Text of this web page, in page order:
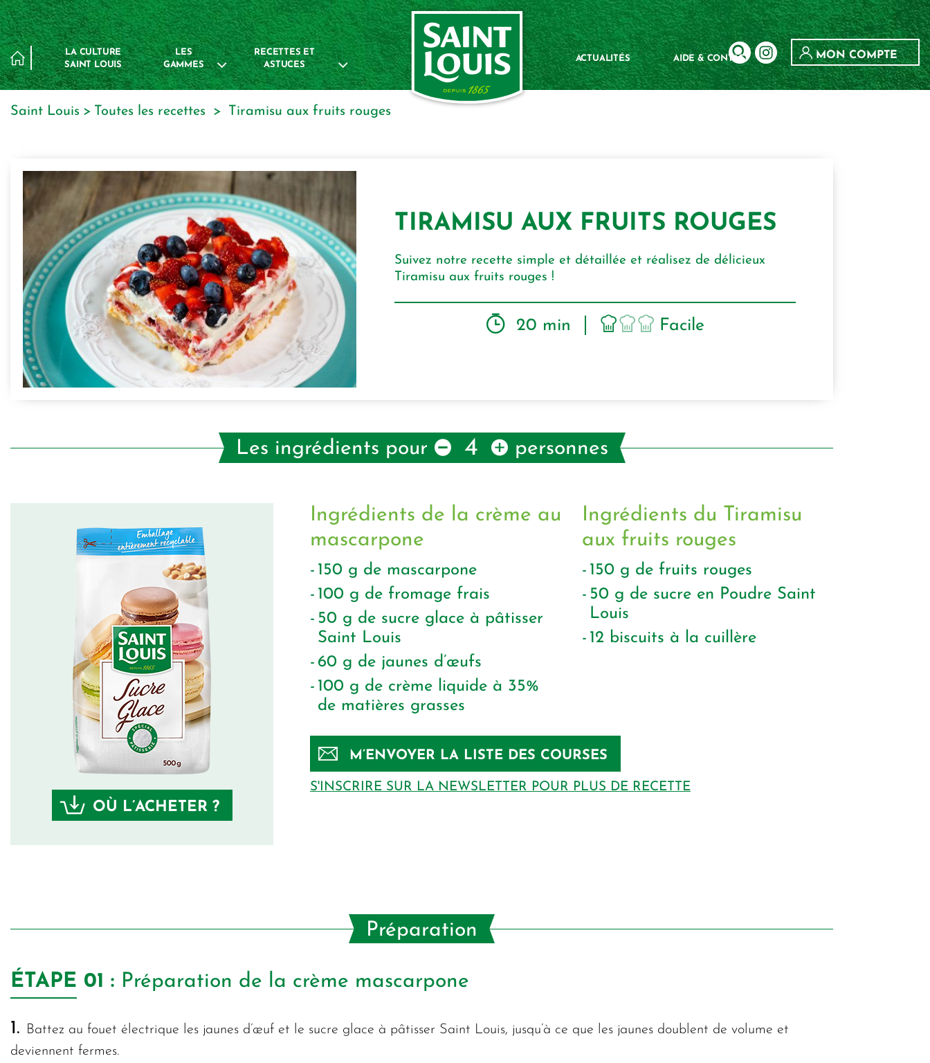
LA CULTURE
SAINT LOUIS
LES
GAMMES
RECETTES ET
ASTUCES
ACTUALITÉS AIDE & CONTACT MON COMPTE
Saint Louis toutes les recettes tiramisu aux fruits rouges
TIRAMISU AUX FRUITS ROUGES
Suivez notre recette simple et détaillée et réalisez de délicieux
Tiramisu aux fruits rouges !
20 min Facile
Les ingrédients pour 4 personnes
OÙ L’ACHETER ?
Ingrédients de la crème au
mascarpone
150 g de mascarpone
100 g de fromage frais
50 g de sucre glace à pâtisser
Saint Louis
60 g de jaunes d’œufs
100 g de crème liquide à 35%
de matières grasses
Ingrédients du Tiramisu
aux fruits rouges
150 g de fruits rouges
50 g de sucre en Poudre Saint
Louis
12 biscuits à la cuillère
M’ENVOYER LA LISTE DES COURSES
S'INSCRIRE SUR LA NEWSLETTER POUR PLUS DE RECETTE
Préparation
ÉTAPE 01 : Préparation de la crème mascarpone
1. Battez au fouet électrique les jaunes d’œuf et le sucre glace à pâtisser Saint Louis, jusqu’à ce que les jaunes doublent de volume et
deviennent fermes.
Panneau de gestion des cookies